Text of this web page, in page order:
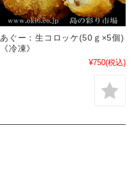
あぐー：生コロッケ(50ｇ×5個)
《冷凍》
¥750(税込)